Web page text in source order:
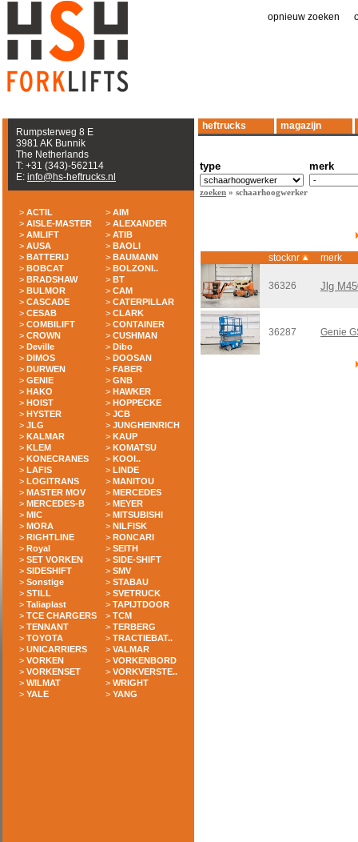
opnieuw zoeken
Rumpsterweg 8 E
3981 AK Bunnik
The Netherlands
T: +31 (343)-562114
E: info@hs-heftrucks.nl
> ACTIL > AIM
> AISLE-MASTER > ALEXANDER
> AMLIFT > ATIB
> AUSA > BAOLI
> BATTERIJ > BAUMANN
> BOBCAT > BOLZONI..
> BRADSHAW > BT
> BULMOR > CAM
> CASCADE > CATERPILLAR
> CESAB > CLARK
> COMBILIFT > CONTAINER
> CROWN > CUSHMAN
> Deville > Dibo
> DIMOS > DOOSAN
> DURWEN > FABER
> GENIE > GNB
> HAKO > HAWKER
> HOIST > HOPPECKE
> HYSTER > JCB
> JLG > JUNGHEINRICH
> KALMAR > KAUP
> KLEM > KOMATSU
> KONECRANES > KOOI..
> LAFIS > LINDE
> LOGITRANS > MANITOU
> MASTER MOV > MERCEDES
> MERCEDES-B > MEYER
> MIC > MITSUBISHI
> MORA > NILFISK
> RIGHTLINE > RONCARI
> Royal > SEITH
> SET VORKEN > SIDE-SHIFT
> SIDESHIFT > SMV
> Sonstige > STABAU
> STILL > SVETRUCK
> Taliaplast > TAPIJTDOOR
> TCE CHARGERS > TCM
> TENNANT > TERBERG
> TOYOTA > TRACTIEBAT..
> UNICARRIERS > VALMAR
> VORKEN > VORKENBORD
> VORKENSET > VORKVERSTE..
> WILMAT > WRIGHT
> YALE > YANG
heftrucks magazijn
type merk
zoeken » schaarhoogwerker
stocknr merk
36326 Jlg
36287 Genie